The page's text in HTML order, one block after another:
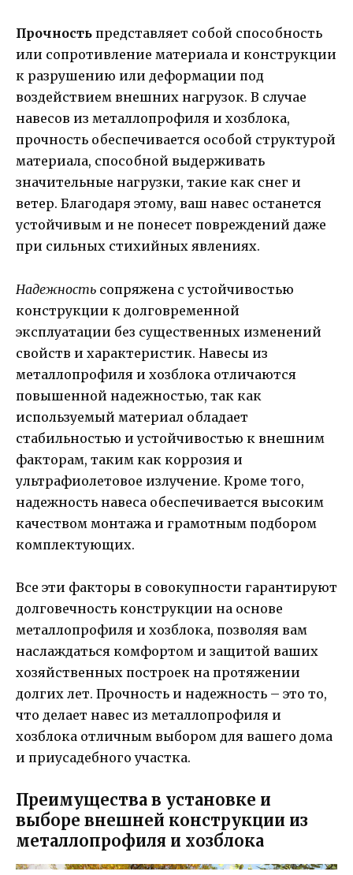
Прочность представляет собой способность
или сопротивление материала и конструкции
к разрушению или деформации под
воздействием внешних нагрузок. В случае
навесов из металлопрофиля и хозблока,
прочность обеспечивается особой структурой
материала, способной выдерживать
значительные нагрузки, такие как снег и
ветер. Благодаря этому, ваш навес останется
устойчивым и не понесет повреждений даже
при сильных стихийных явлениях.
Надежность сопряжена с устойчивостью
конструкции к долговременной
эксплуатации без существенных изменений
свойств и характеристик. Навесы из
металлопрофиля и хозблока отличаются
повышенной надежностью, так как
используемый материал обладает
стабильностью и устойчивостью к внешним
факторам, таким как коррозия и
ультрафиолетовое излучение. Кроме того,
надежность навеса обеспечивается высоким
качеством монтажа и грамотным подбором
комплектующих.
Все эти факторы в совокупности гарантируют
долговечность конструкции на основе
металлопрофиля и хозблока, позволяя вам
наслаждаться комфортом и защитой ваших
хозяйственных построек на протяжении
долгих лет. Прочность и надежность – это то,
что делает навес из металлопрофиля и
хозблока отличным выбором для вашего дома
и приусадебного участка.
Преимущества в установке и
выборе внешней конструкции из
металлопрофиля и хозблока